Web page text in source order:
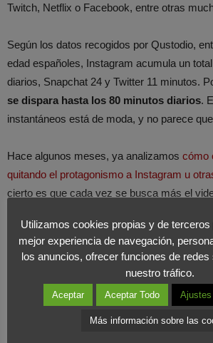
Twitch, Netflix o Facebook, entre otras
Según los datos recogidos por Qustodio,
edad españoles, Instagram acumula un
diarios, Snapchat 24 y Twitter 11 minutos.
se dispara hasta los 80 minutos diarios.
instantáneos está de moda, y no parece
Hace algunos meses, ya analizamos cómo
quitando el protagonismo a Instagram u
cierto es que cada vez se busca más el
retención de atenciónpara poder
adaptados a nuestros intereses.
Una personalización que representa la
crecimiento y que la está convirtiendo en
interesante para personas de mayor edad,
Utilizamos cookies propias y de terceros
mejor experiencia de navegación,
los anuncios, ofrecer funciones de
nuestro tráfico.
Aceptar Aceptar Todo Ajustes
Más información sobre las